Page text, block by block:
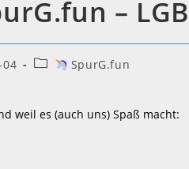
–
04
Beitrags-SpurG.fun
weil es (auch uns) Spaß macht: